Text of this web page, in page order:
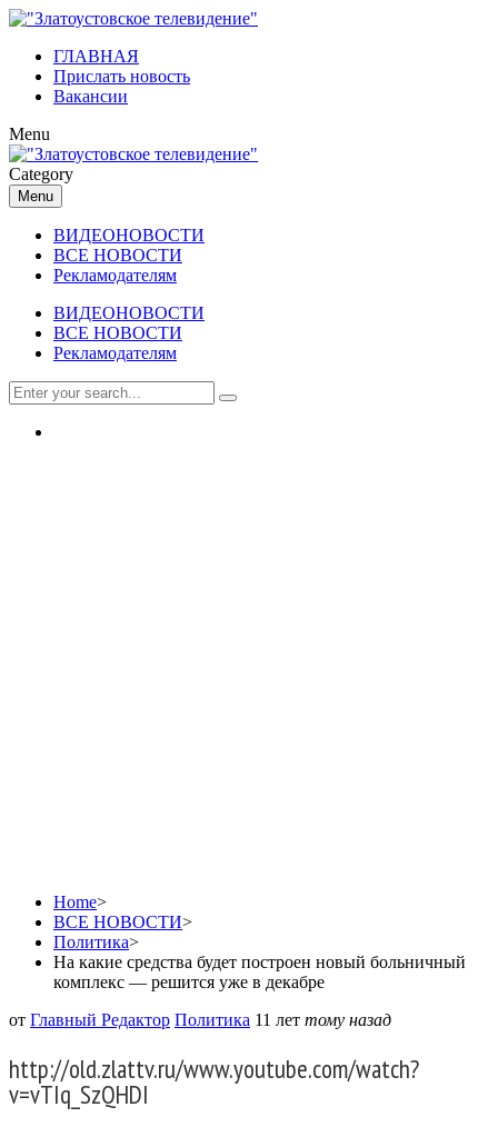
ГЛАВНАЯ
Прислать новость
Вакансии
Menu
Category
Menu
ВИДЕОНОВОСТИ
ВСЕ НОВОСТИ
Рекламодателям
ВИДЕОНОВОСТИ
ВСЕ НОВОСТИ
Рекламодателям
Home>
ВСЕ НОВОСТИ>
Политика>
На какие средства будет построен новый больничный
комплекс — решится уже в декабре
от Главный Редактор Политика 11 лет тому назад
http://old.zlattv.ru/www.youtube.com/watch?
v=vTIq_SzQHDI